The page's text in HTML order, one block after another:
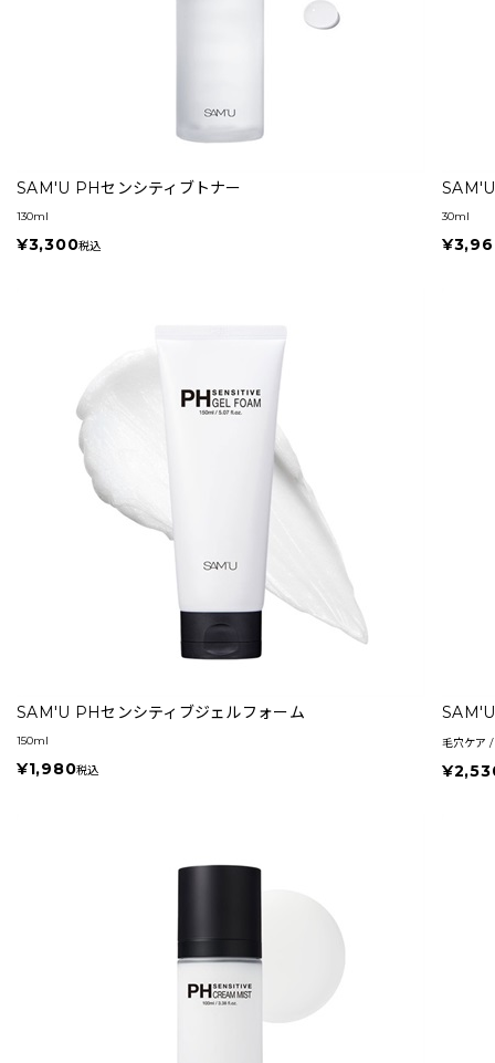
SAM'U PHセンシティブトナー
130ml
¥3,300税込
30ml
SAM'U PHセンシティブジェルフォーム
150ml
¥1,980税込
毛穴ケア